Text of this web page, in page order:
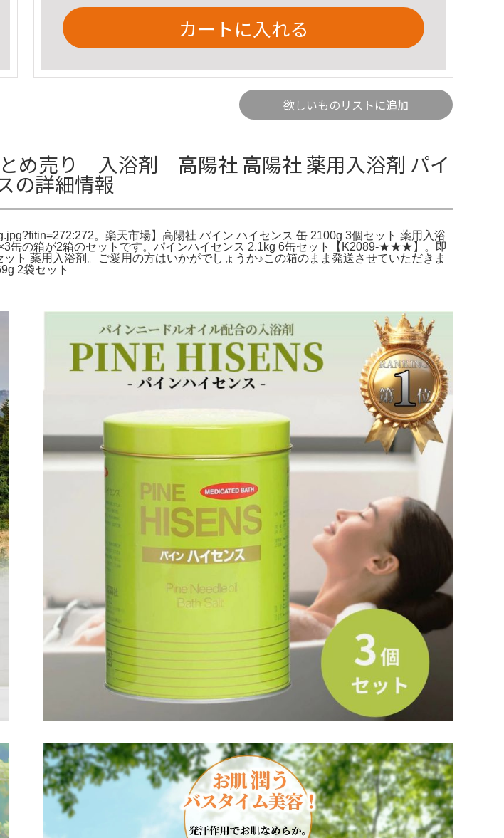
カートに入れる
欲しいものリストに追加
め売り 入浴剤 高陽社 高陽社 薬用入浴剤 パイ
の詳細情報
。楽天市場】高陽社 パイン ハイセンス 缶 2100g 3個セット 薬用入浴
缶の箱が2箱のセットです。パインハイセンス 2.1kg 6缶セット【K2089-★★★】。即
ト 薬用入浴剤。ご愛用の方はいかがでしょうか♪この箱のまま発送させていただきま
2袋セット